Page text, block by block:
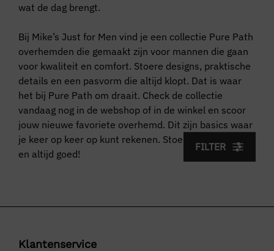
FILTER
wat de dag brengt.
Bij Mike’s Just for Men vind je een collectie Pure Path
overhemden die gemaakt zijn voor mannen die gaan
voor kwaliteit en comfort. Stoere designs, praktische
details en een pasvorm die altijd klopt. Dat is waar
het bij Pure Path om draait. Check de collectie
vandaag nog in de webshop of in de winkel en scoor
jouw nieuwe favoriete overhemd. Dit zijn basics waar
je keer op keer op kunt rekenen. Stoer, comfortabel
en altijd goed!
Klantenservice